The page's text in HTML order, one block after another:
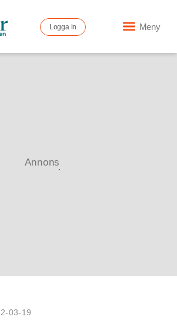
Logga in Meny
Annons
03-19